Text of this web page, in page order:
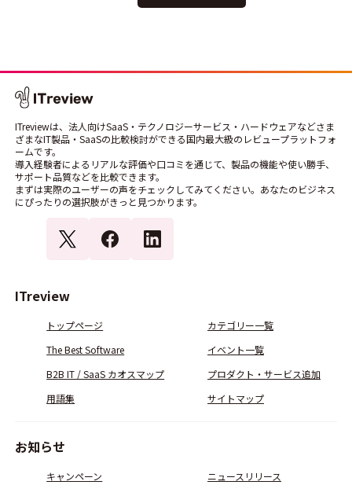
ITreviewは、法人向けSaaS・テクノロジーサービス・ハードウェアなどさま
ざまなIT製品・SaaSの比較検討ができる国内最大級のレビュープラットフォ
ームです。
導入経験者によるリアルな評価や口コミを通じて、製品の機能や使い勝手、
サポート品質などを比較できます。
まずは実際のユーザーの声をチェックしてみてください。あなたのビジネス
にぴったりの選択肢がきっと見つかります。
ITreview
トップページ
カテゴリー一覧
The Best Software
イベント一覧
B2B IT / SaaS カオスマップ
プロダクト・サービス追加
用語集
サイトマップ
お知らせ
キャンペーン ニュースリリース